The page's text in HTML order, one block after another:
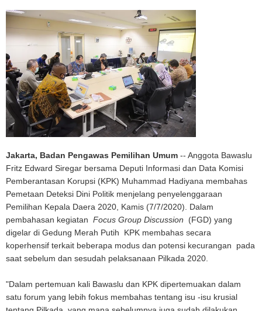
Jakarta, Badan Pengawas Pemilihan Umum -- Anggota Bawaslu
Fritz Edward Siregar bersama Deputi Informasi dan Data Komisi
Pemberantasan Korupsi (KPK) Muhammad Hadiyana membahas
Pemetaan Deteksi Dini Politik menjelang penyelenggaraan
Pemilihan Kepala Daera 2020, Kamis (7/7/2020). Dalam
pembahasan kegiatan Focus Group Discussion (FGD) yang
digelar di Gedung Merah Putih KPK membahas secara
koperhensif terkait beberapa modus dan potensi kecurangan pada
saat sebelum dan sesudah pelaksanaan Pilkada 2020.
"Dalam pertemuan kali Bawaslu dan KPK dipertemuakan dalam
satu forum yang lebih fokus membahas tentang isu -isu krusial